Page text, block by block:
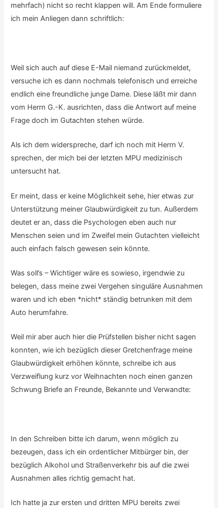
mehrfach) nicht so recht klappen will. Am Ende formuliere
ich mein Anliegen dann schriftlich:
Weil sich auch auf diese E-Mail niemand zurückmeldet,
versuche ich es dann nochmals telefonisch und erreiche
endlich eine freundliche junge Dame. Diese läßt mir dann
vom Herrn G.-K. ausrichten, dass die Antwort auf meine
Frage doch im Gutachten stehen würde.
Als ich dem widerspreche, darf ich noch mit Herrn V.
sprechen, der mich bei der letzten MPU medizinisch
untersucht hat.
Er meint, dass er keine Möglichkeit sehe, hier etwas zur
Unterstützung meiner Glaubwürdigkeit zu tun. Außerdem
deutet er an, dass die Psychologen eben auch nur
Menschen seien und im Zweifel mein Gutachten vielleicht
auch einfach falsch gewesen sein könnte.
Was soll’s – Wichtiger wäre es sowieso, irgendwie zu
belegen, dass meine zwei Vergehen singuläre Ausnahmen
waren und ich eben *nicht* ständig betrunken mit dem
Auto herumfahre.
Weil mir aber auch hier die Prüfstellen bisher nicht sagen
konnten, wie ich bezüglich dieser Gretchenfrage meine
Glaubwürdigkeit erhöhen könnte, schreibe ich aus
Verzweiflung kurz vor Weihnachten noch einen ganzen
Schwung Briefe an Freunde, Bekannte und Verwandte:
In den Schreiben bitte ich darum, wenn möglich zu
bezeugen, dass ich ein ordentlicher Mitbürger bin, der
bezüglich Alkohol und Straßenverkehr bis auf die zwei
Ausnahmen alles richtig gemacht hat.
Ich hatte ja zur ersten und dritten MPU bereits zwei